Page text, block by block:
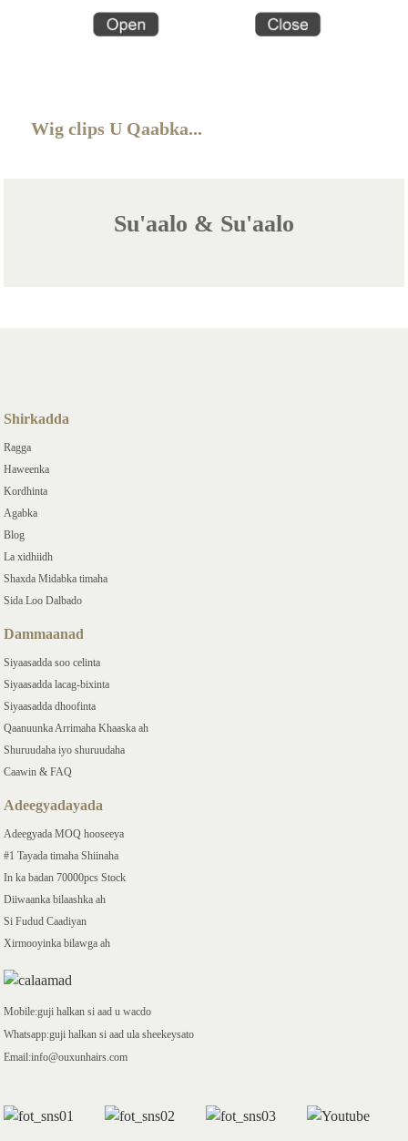
Wig clips U Qaabka...
Su'aalo & Su'aalo
Shirkadda
Ragga
Haweenka
Kordhinta
Agabka
Blog
La xidhiidh
Shaxda Midabka timaha
Sida Loo Dalbado
Dammaanad
Siyaasadda soo celinta
Siyaasadda lacag-bixinta
Siyaasadda dhoofinta
Qaanuunka Arrimaha Khaaska ah
Shuruudaha iyo shuruudaha
Caawin & FAQ
Adeegyadayada
Adeegyada MOQ hooseeya
#1 Tayada timaha Shiinaha
In ka badan 70000pcs Stock
Diiwaanka bilaashka ah
Si Fudud Caadiyan
Xirmooyinka bilawga ah
Mobile:guji halkan si aad u wacdo
Whatsapp:guji halkan si aad ula sheekeysato
Email:info@ouxunhairs.com